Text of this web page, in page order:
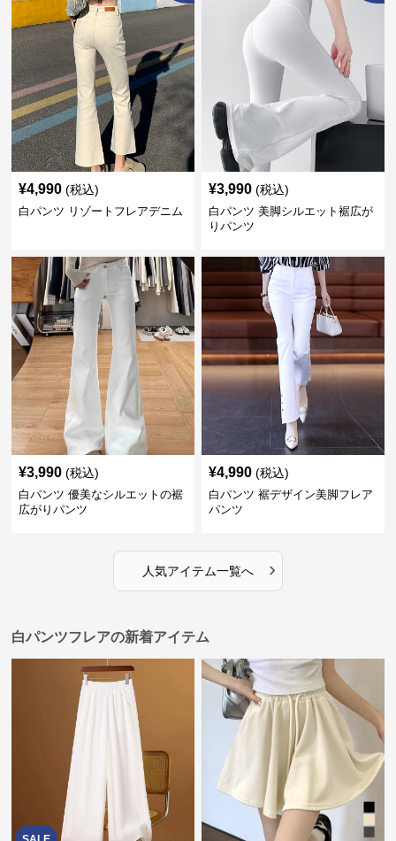
¥4,990 (税込)
白パンツ リゾートフレアデニム
¥3,990 (税込)
白パンツ 美脚シルエット裾広が
りパンツ
¥3,990 (税込)
白パンツ 優美なシルエットの裾
広がりパンツ
¥4,990 (税込)
白パンツ 裾デザイン美脚フレア
パンツ
人気アイテム一覧へ ›
白パンツフレアの新着アイテム